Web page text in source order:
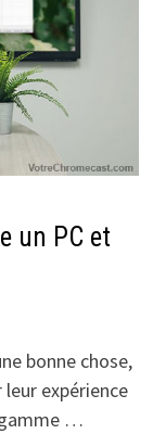
un PC et
bonne chose,
expérience
…